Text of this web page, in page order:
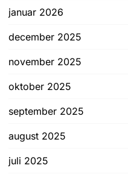
januar 2026
december 2025
november 2025
oktober 2025
september 2025
august 2025
juli 2025